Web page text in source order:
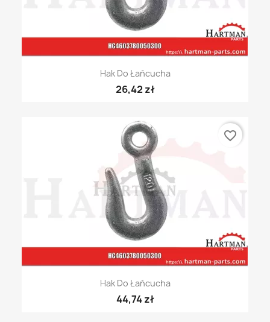
Hak Do Łańcucha
26,42 zł
Hak Do Łańcucha
44,74 zł
favorite_border